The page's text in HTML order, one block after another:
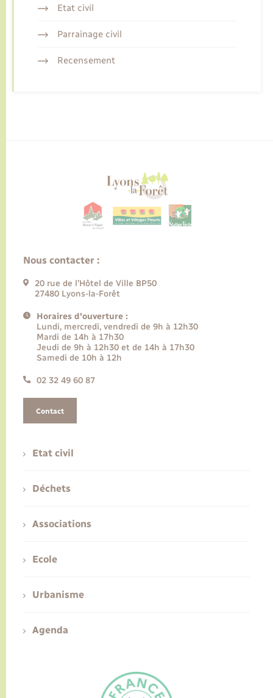
Etat civil
Parrainage civil
Recensement
Nous contacter :
20 rue de l’Hôtel de Ville BP50
27480 Lyons-la-Forêt
Horaires d'ouverture :
Lundi, mercredi, vendredi de 9h à 12h30
Mardi de 14h à 17h30
Jeudi de 9h à 12h30 et de 14h à 17h30
Samedi de 10h à 12h
02 32 49 60 87
Contact
Etat civil
Déchets
Associations
Ecole
Urbanisme
Agenda